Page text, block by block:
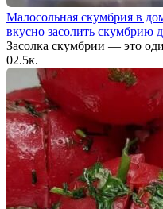
Малосольная скумбрия в
вкусно засолить скумбрию
Засолка скумбрии — это
02.5к.